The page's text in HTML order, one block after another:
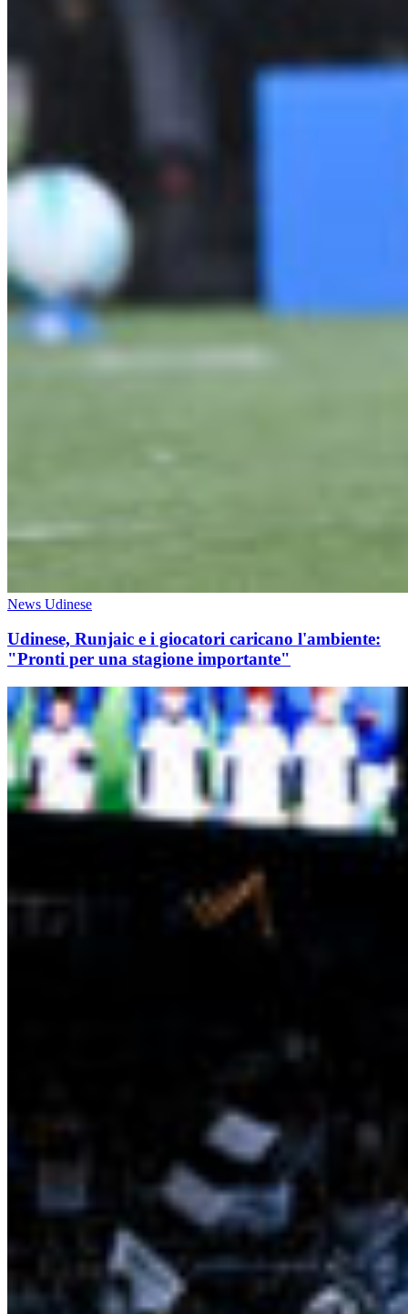
News Udinese
Udinese, Runjaic e i giocatori caricano l'ambiente:
"Pronti per una stagione importante"